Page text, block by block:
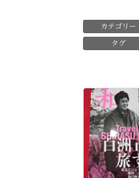
カテゴリー
タグ